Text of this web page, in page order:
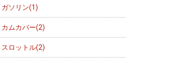
ガソリン(1)
カムカバー(2)
スロットル(2)